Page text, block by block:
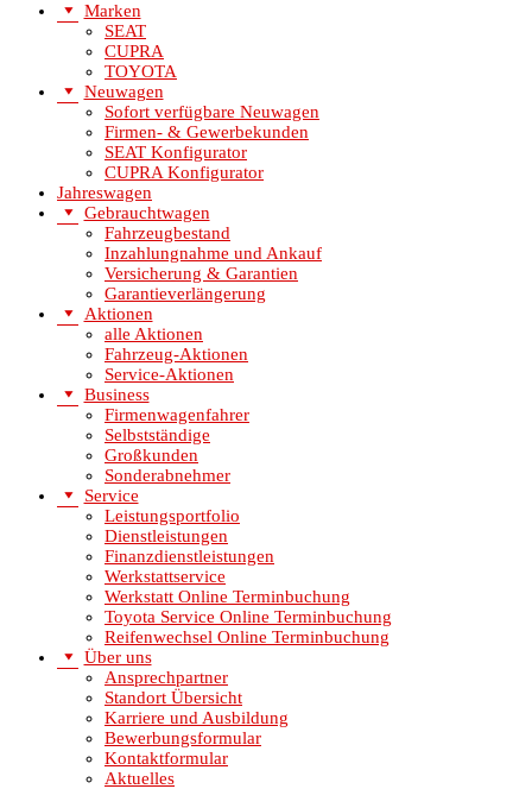
Marken
SEAT
CUPRA
TOYOTA
Neuwagen
Sofort verfügbare Neuwagen
Firmen- & Gewerbekunden
SEAT Konfigurator
CUPRA Konfigurator
Jahreswagen
Gebrauchtwagen
Fahrzeugbestand
Inzahlungnahme und Ankauf
Versicherung & Garantien
Garantieverlängerung
Aktionen
alle Aktionen
Fahrzeug-Aktionen
Service-Aktionen
Business
Firmenwagenfahrer
Selbstständige
Großkunden
Sonderabnehmer
Service
Leistungsportfolio
Dienstleistungen
Finanzdienstleistungen
Werkstattservice
Werkstatt Online Terminbuchung
Toyota Service Online Terminbuchung
Reifenwechsel Online Terminbuchung
Über uns
Ansprechpartner
Standort Übersicht
Karriere und Ausbildung
Bewerbungsformular
Kontaktformular
Aktuelles